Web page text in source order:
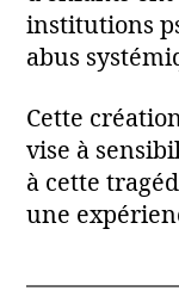
institutions
abus
Cette
vise à
à cette
une